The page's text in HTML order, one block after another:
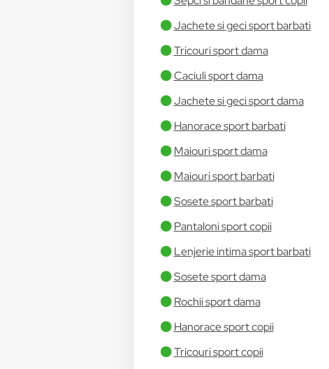
Jachete si geci sport barbati
Tricouri sport dama
Caciuli sport dama
Jachete si geci sport dama
Hanorace sport barbati
Maiouri sport dama
Maiouri sport barbati
Sosete sport barbati
Pantaloni sport copii
Lenjerie intima sport barbati
Sosete sport dama
Rochii sport dama
Hanorace sport copii
Tricouri sport copii